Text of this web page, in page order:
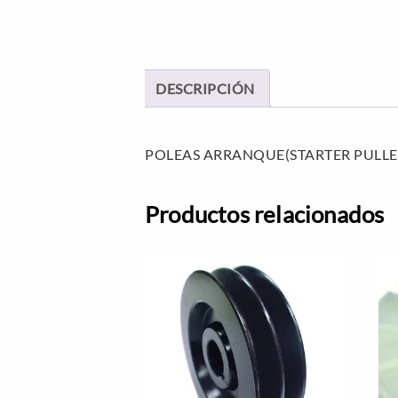
DESCRIPCIÓN
POLEAS ARRANQUE(STARTER
Productos relacionados